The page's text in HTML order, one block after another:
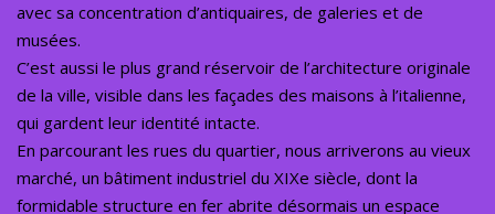
avec sa concentration d’antiquaires, de galeries et de
musées.
C’est aussi le plus grand réservoir de l’architecture originale
de la ville, visible dans les façades des maisons à l’italienne,
qui gardent leur identité intacte.
En parcourant les rues du quartier, nous arriverons au vieux
marché, un bâtiment industriel du XIXe siècle, dont la
formidable structure en fer abrite désormais un espace